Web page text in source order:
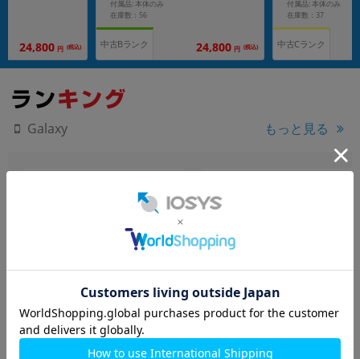
24,800 円 (税込)
付属品: 本体のみ
在庫数：56
中古Bランク 24,800 円 (税込)
付属品: 本体のみ
在庫数：37
中古Cランク
Galaxy もっと見る
Galaxy Z Fold5 SCG22 アイ
シーブルー
トムブラック【docomo版